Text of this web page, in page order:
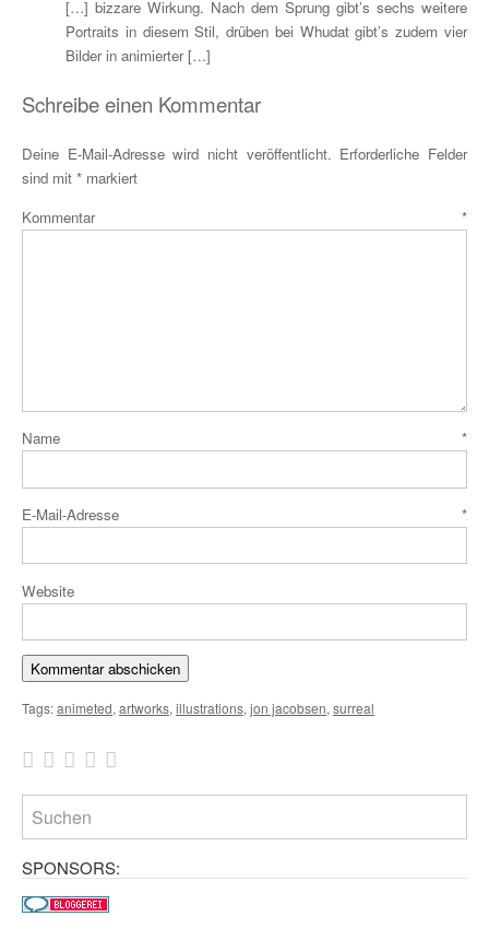
[…] bizzare Wirkung. Nach dem Sprung gibt’s sechs weitere
Portraits in diesem Stil, drüben bei Whudat gibt’s zudem vier
Bilder in animierter […]
Schreibe einen Kommentar
Deine E-Mail-Adresse wird nicht veröffentlicht. Erforderliche Felder
sind mit * markiert
Kommentar *
Name *
E-Mail-Adresse *
Website
Tags:animeted, artworks, illustrations, jon jacobsen, surreal
SPONSORS: